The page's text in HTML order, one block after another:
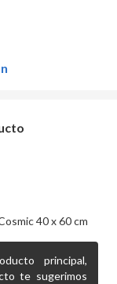
40 x 60 cm
principal,
te sugerimos